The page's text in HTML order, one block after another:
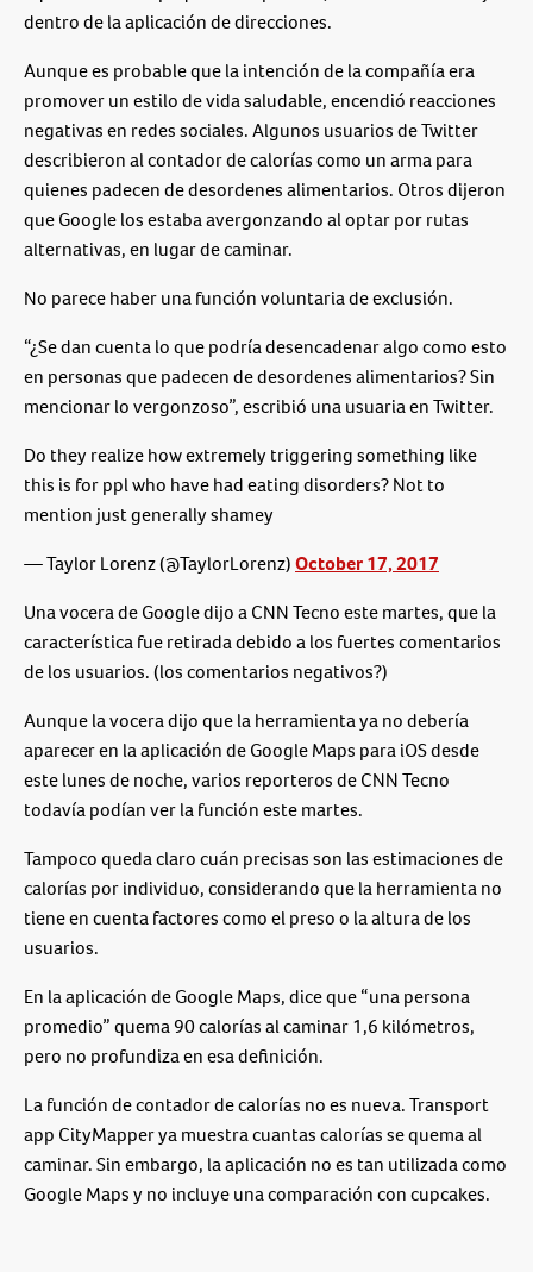
dentro de la aplicación de direcciones.
Aunque es probable que la intención de la compañía era
promover un estilo de vida saludable, encendió reacciones
negativas en redes sociales. Algunos usuarios de Twitter
describieron al contador de calorías como un arma para
quienes padecen de desordenes alimentarios. Otros dijeron
que Google los estaba avergonzando al optar por rutas
alternativas, en lugar de caminar.
No parece haber una función voluntaria de exclusión.
“¿Se dan cuenta lo que podría desencadenar algo como esto
en personas que padecen de desordenes alimentarios? Sin
mencionar lo vergonzoso”, escribió una usuaria en Twitter.
Do they realize how extremely triggering something like
this is for ppl who have had eating disorders? Not to
mention just generally shamey
— Taylor Lorenz (@TaylorLorenz)October 17, 2017
Una vocera de Google dijo a CNN Tecno este martes, que la
característica fue retirada debido a los fuertes comentarios
de los usuarios. (los comentarios negativos?)
Aunque la vocera dijo que la herramienta ya no debería
aparecer en la aplicación de Google Maps para iOS desde
este lunes de noche, varios reporteros de CNN Tecno
todavía podían ver la función este martes.
Tampoco queda claro cuán precisas son las estimaciones de
calorías por individuo, considerando que la herramienta no
tiene en cuenta factores como el preso o la altura de los
usuarios.
En la aplicación de Google Maps, dice que “una persona
promedio” quema 90 calorías al caminar 1,6 kilómetros,
pero no profundiza en esa definición.
La función de contador de calorías no es nueva. Transport
app CityMapper ya muestra cuantas calorías se quema al
caminar. Sin embargo, la aplicación no es tan utilizada como
Google Maps y no incluye una comparación con cupcakes.